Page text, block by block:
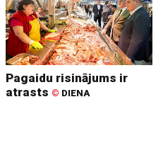
Pagaidu risinājums ir
atrasts © DIENA